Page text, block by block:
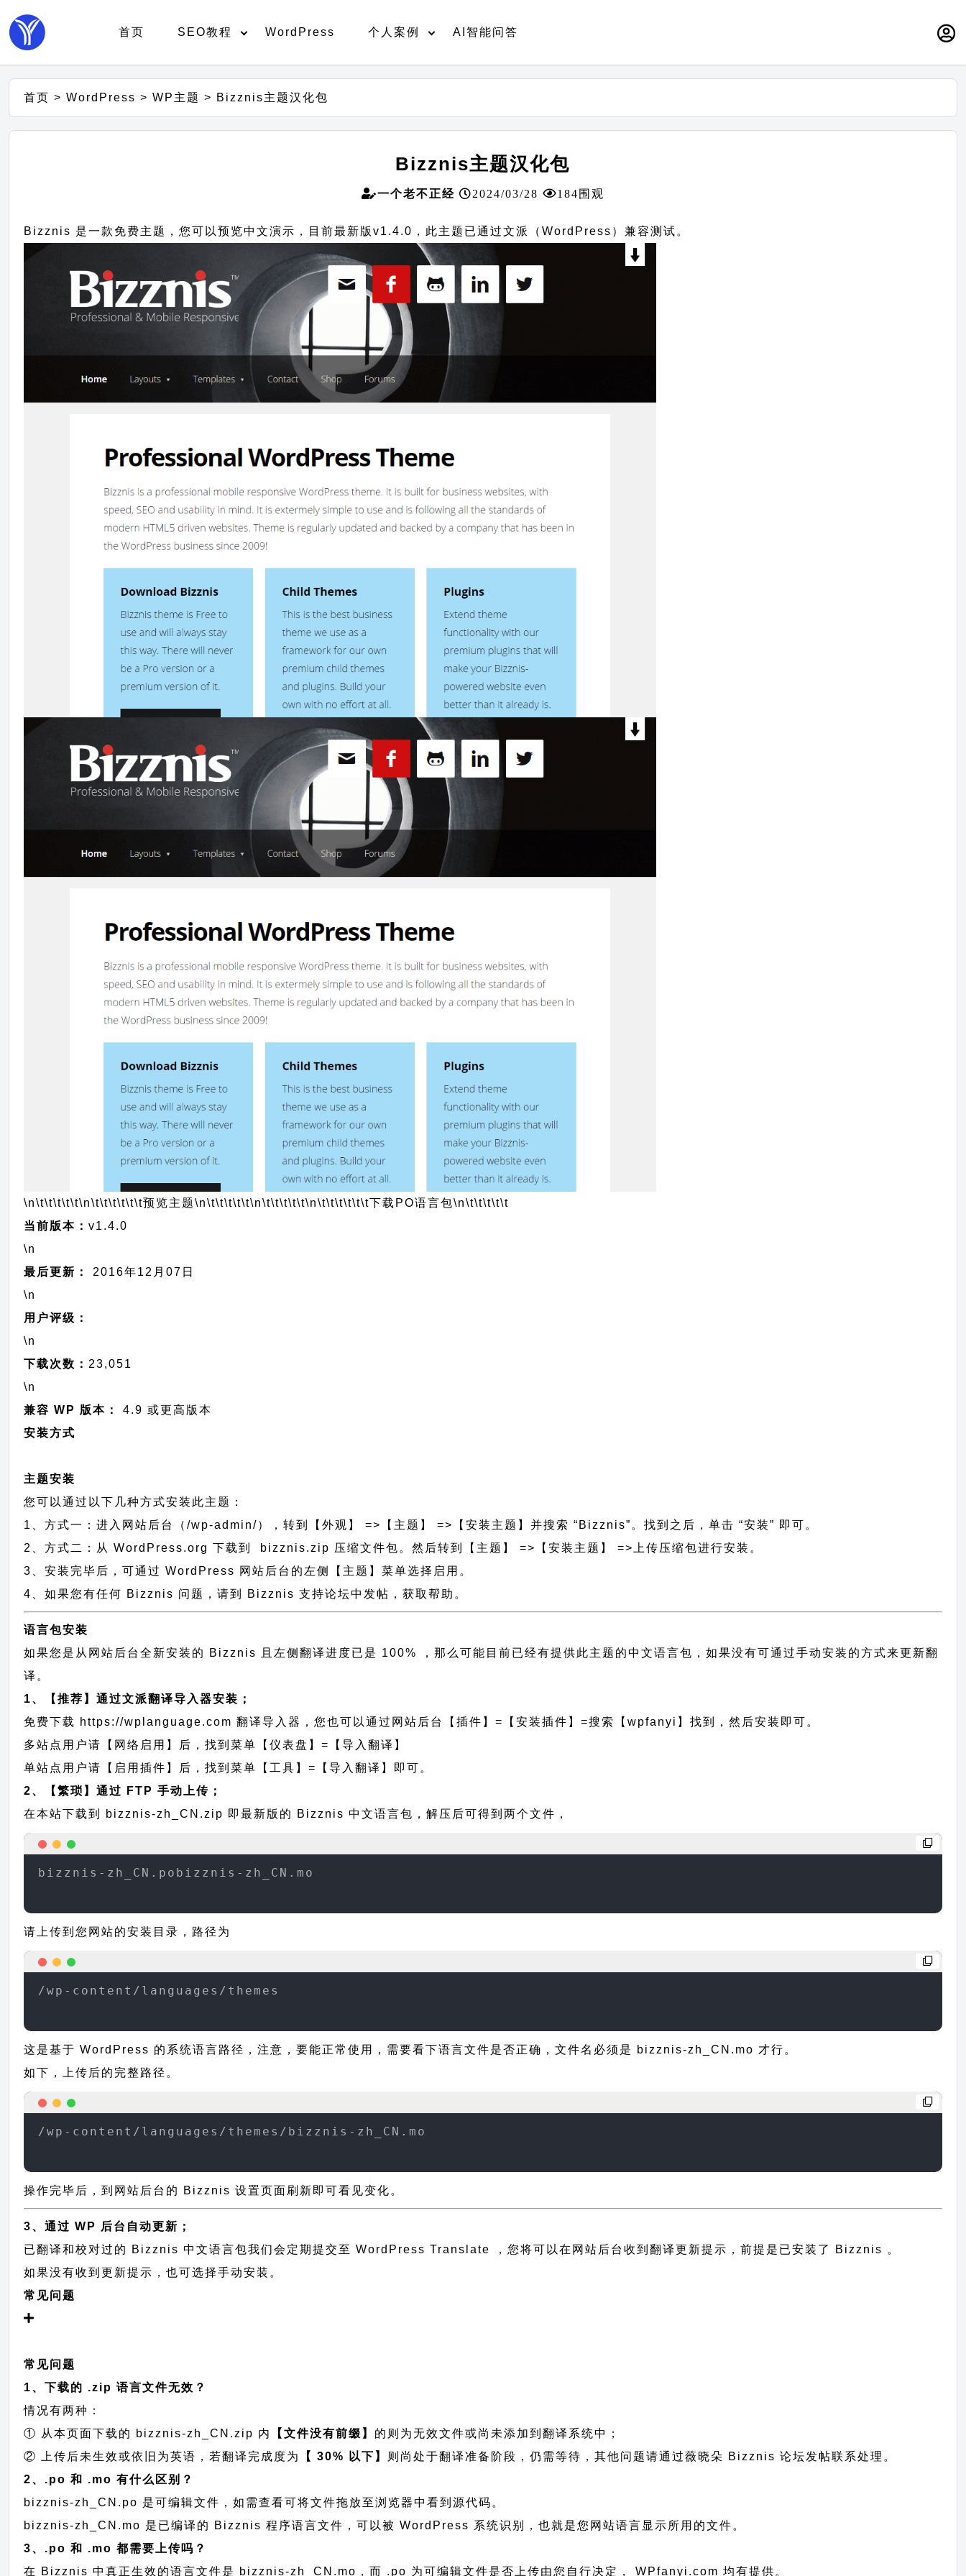
首页 SEO教程 WordPress 个人案例 AI智能问答
首页 >WordPress >WP主题 > Bizznis主题汉化包
Bizznis主题汉化包
一个老不正经 2024/03/28 184围观
Bizznis 是一款免费主题，您可以预览中文演示，目前最新版v1.4.0，此主题已通过文派（WordPress）兼容测试。
\n\t\t\t\t\t\n\t\t\t\t\t\t预览主题\n\t\t\t\t\t\n\t\t\t\t\t\n\t\t\t\t\t\t下载PO语言包\n\t\t\t\t\t
当前版本：v1.4.0
\n
最后更新：
2016年12月07日
\n
用户评级：
\n
下载次数： 23,051
\n
兼容 WP 版本：
4.9 或更高版本
安装方式
主题安装
您可以通过以下几种方式安装此主题：
1、方式一：进入网站后台（/wp-admin/），转到【外观】 =>【主题】 =>【安装主题】并搜索 “Bizznis”。找到之后，单击 “安装” 即可。
2、方式二：从 WordPress.org 下载到 bizznis.zip 压缩文件包。然后转到【主题】 =>【安装主题】 =>上传压缩包进行安装。
3、安装完毕后，可通过 WordPress 网站后台的左侧【主题】菜单选择启用。
4、如果您有任何 Bizznis 问题，请到 Bizznis 支持论坛中发帖，获取帮助。
语言包安装
如果您是从网站后台全新安装的 Bizznis 且左侧翻译进度已是 100% ，那么可能目前已经有提供此主题的中文语言包，如果没有可通过手动安装的方式来更新翻
译。
1、【推荐】通过文派翻译导入器安装；
免费下载 https://wplanguage.com 翻译导入器，您也可以通过网站后台【插件】=【安装插件】=搜索【wpfanyi】找到，然后安装即可。
多站点用户请【网络启用】后，找到菜单【仪表盘】=【导入翻译】
单站点用户请【启用插件】后，找到菜单【工具】=【导入翻译】即可。
2、【繁琐】通过 FTP 手动上传；
在本站下载到 bizznis-zh_CN.zip 即最新版的 Bizznis 中文语言包，解压后可得到两个文件，
bizznis-zh_CN.pobizznis-zh_CN.mo
请上传到您网站的安装目录，路径为
/wp-content/languages/themes
这是基于 WordPress 的系统语言路径，注意，要能正常使用，需要看下语言文件是否正确，文件名必须是 bizznis-zh_CN.mo 才行。
如下，上传后的完整路径。
/wp-content/languages/themes/bizznis-zh_CN.mo
操作完毕后，到网站后台的 Bizznis 设置页面刷新即可看见变化。
3、通过 WP 后台自动更新；
已翻译和校对过的 Bizznis 中文语言包我们会定期提交至 WordPress Translate ，您将可以在网站后台收到翻译更新提示，前提是已安装了 Bizznis 。
如果没有收到更新提示，也可选择手动安装。
常见问题
常见问题
1、下载的 .zip 语言文件无效？
情况有两种：
① 从本页面下载的 bizznis-zh_CN.zip 内
【文件没有前缀】 的则为无效文件或尚未添加到翻译系统中；
② 上传后未生效或依旧为英语，若翻译完成度为
【 30% 以下】 则尚处于翻译准备阶段，仍需等待，其他问题请通过薇晓朵 Bizznis 论坛发帖联系处理。
2、.po 和 .mo 有什么区别？
bizznis-zh_CN.po 是可编辑文件，如需查看可将文件拖放至浏览器中看到源代码。
bizznis-zh_CN.mo 是已编译的 Bizznis 程序语言文件，可以被 WordPress 系统识别，也就是您网站语言显示所用的文件。
3、.po 和 .mo 都需要上传吗？
在 Bizznis 中真正生效的语言文件是 bizznis-zh_CN.mo，而 .po 为可编辑文件是否上传由您自行决定， WPfanyi.com 均有提供。